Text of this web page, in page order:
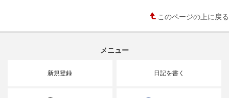
このページの上に戻る
メニュー
新規登録 日記を書く